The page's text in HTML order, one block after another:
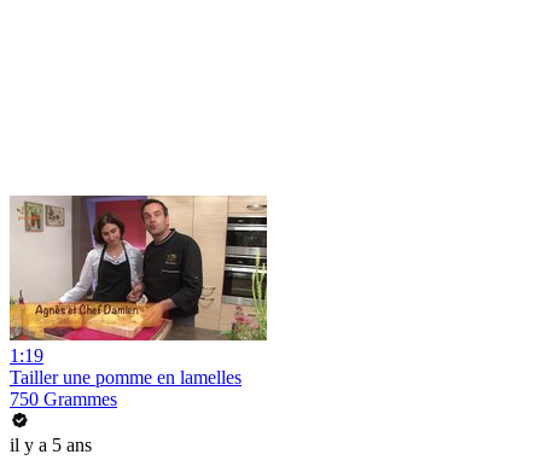
1:19
Tailler une pomme en lamelles
750 Grammes
il y a 5 ans